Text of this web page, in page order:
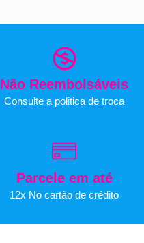
Não Reembolsáveis
Consulte a politica de troca
Parcele em até
12x No cartão de crédito